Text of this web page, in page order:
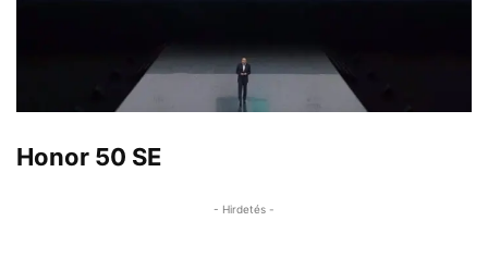
Honor 50 SE
- Hirdetés -